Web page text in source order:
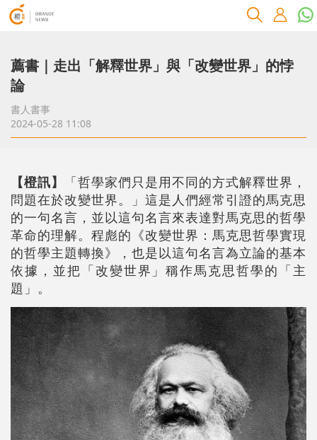
薦書｜走出「解釋世界」與「改變世界」的悖
論
書人書事
2024-05-28 11:08
【橙訊】
「哲學家們只是用不同的方式解釋世界，
問題在於改變世界。」這是人們經常引證的馬克思
的一句名言，並以這句名言來表達對馬克思的哲學
革命的理解。程彪的《改變世界：馬克思哲學實現
的哲學主題轉換》，也是以這句名言為立論的基本
依據，並把「改變世界」稱作馬克思哲學的「主
題」。